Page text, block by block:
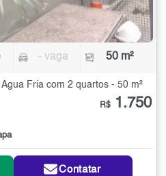
- vaga 50 m²
Fria com 2 quartos - 50 m²
R$ 1.750
Contatar